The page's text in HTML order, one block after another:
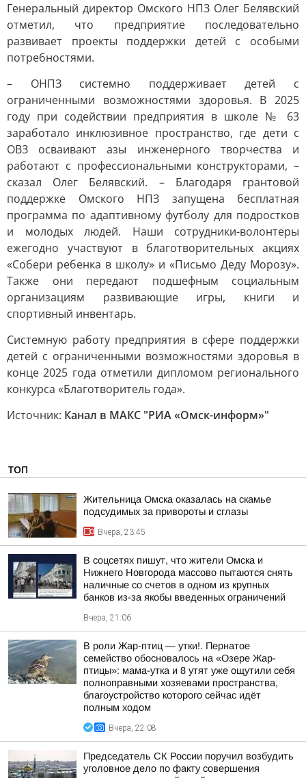
Генеральный директор Омского НПЗ Олег Белявский
отметил, что предприятие последовательно
развивает проекты поддержки детей с особыми
потребностями.
– ОНПЗ системно поддерживает детей с
ограниченными возможностями здоровья. В 2025
году при содействии предприятия в школе № 63
заработало инклюзивное пространство, где дети с
ОВЗ осваивают азы инженерного творчества и
работают с профессиональными конструкторами, –
сказал Олег Белявский. – Благодаря грантовой
поддержке Омского НПЗ запущена бесплатная
программа по адаптивному футболу для подростков
и молодых людей. Наши сотрудники-волонтеры
ежегодно участвуют в благотворительных акциях
«Собери ребенка в школу» и «Письмо Деду Морозу».
Также они передают подшефным социальным
организациям развивающие игры, книги и
спортивный инвентарь.
Системную работу предприятия в сфере поддержки
детей с ограниченными возможностями здоровья в
конце 2025 года отметили дипломом регионального
конкурса «Благотворитель года».
Источник: Канал в МАКС "РИА «Омск-информ»"
ТОП
Жительница Омска оказалась на скамье
подсудимых за привороты и сглазы
Вчера, 23:45
В соцсетях пишут, что жители Омска и
Нижнего Новгорода массово пытаются снять
наличные со счетов в одном из крупных
банков из-за якобы введенных ограничений
Вчера, 21:06
В роли Жар-птиц — утки!. Пернатое
семейство обосновалось на «Озере Жар-
птицы»: мама-утка и 8 утят уже ощутили себя
полноправными хозяевами пространства,
благоустройство которого сейчас идёт
полным ходом
Вчера, 22:08
Председатель СК России поручил возбудить
уголовное дело по факту совершения